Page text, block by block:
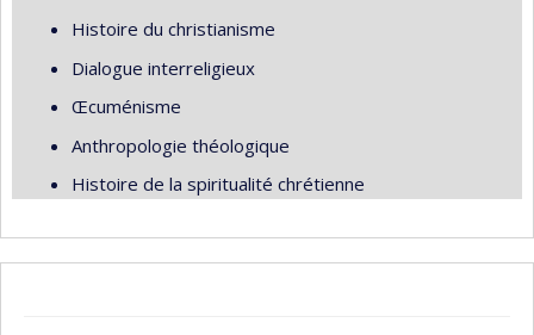
Histoire du christianisme
Dialogue interreligieux
Œcuménisme
Anthropologie théologique
Histoire de la spiritualité chrétienne